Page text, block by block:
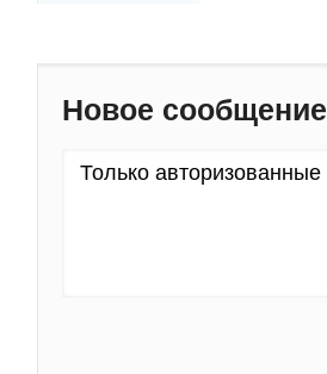
Новое сообщение